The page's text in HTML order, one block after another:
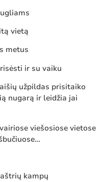
vietą
metus
ir su vaiku
užpildas prisitaiko
nugarą ir leidžia jai
viešosiose vietose
kampų